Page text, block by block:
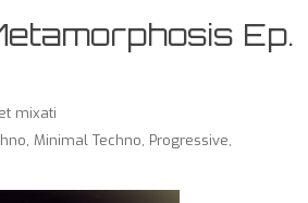
Ep.
mixati
, Minimal Techno, Progressive,